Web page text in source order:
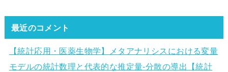
最近のコメント
【統計応用・医薬生物学】メタアナリシスにおける変量
モデルの統計数理と代表的な推定量-分散の導出【統計